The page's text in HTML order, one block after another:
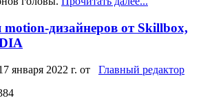
дизайнеров от Skillbox,
января 2022 г. от Главный редактор